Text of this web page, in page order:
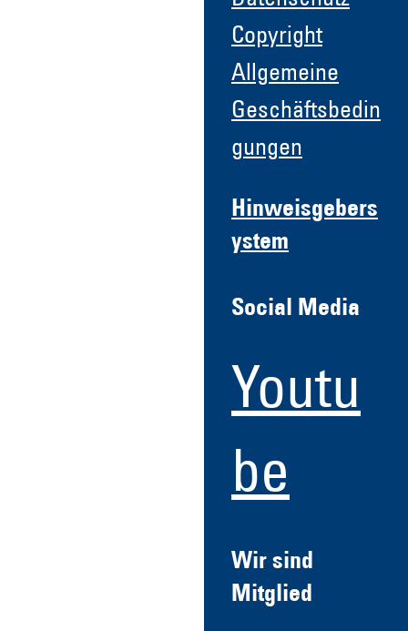
Copyright
Allgemeine
Geschäftsbedin
gungen
Hinweisgebers
ystem
Social Media
Youtu
be
Wir sind
Mitglied